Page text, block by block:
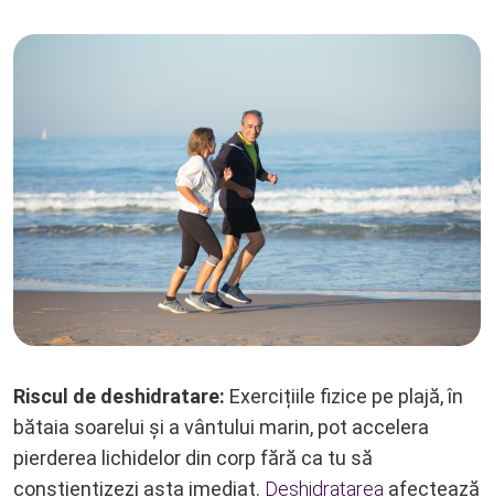
Riscul de deshidratare: Exercițiile fizice pe plajă, în
bătaia soarelui și a vântului marin, pot accelera
pierderea lichidelor din corp fără ca tu să
conștientizezi asta imediat. Deshidratarea afectează